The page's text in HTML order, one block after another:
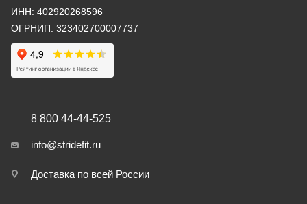
ИНН: 402920268596
ОГРНИП: 323402700007737
8 800 44-44-525
info@stridefit.ru
Доставка по всей России